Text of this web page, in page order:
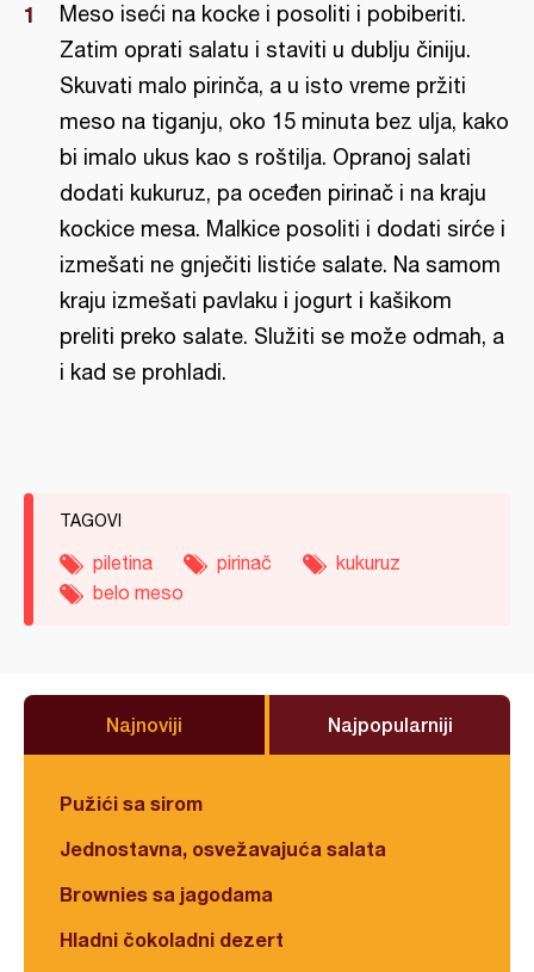
Meso iseći na kocke i posoliti i pobiberiti.
Zatim oprati salatu i staviti u dublju činiju.
Skuvati malo pirinča, a u isto vreme pržiti
meso na tiganju, oko 15 minuta bez ulja, kako
bi imalo ukus kao s roštilja. Opranoj salati
dodati kukuruz, pa oceđen pirinač i na kraju
kockice mesa. Malkice posoliti i dodati sirće i
izmešati ne gnječiti listiće salate. Na samom
kraju izmešati pavlaku i jogurt i kašikom
preliti preko salate. Služiti se može odmah, a
i kad se prohladi.
TAGOVI
piletina pirinač
kukuruz
belo meso
Najnoviji Najpopularniji
Pužići sa sirom
Jednostavna, osvežavajuća salata
Brownies sa jagodama
Hladni čokoladni dezert